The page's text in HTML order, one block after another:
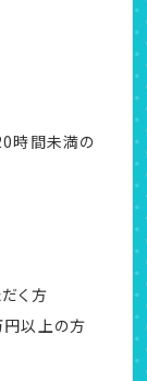
時間未満の
く方
以上の方